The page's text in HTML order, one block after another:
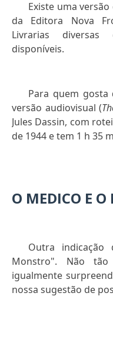
Existe uma versão
da Editora Nova
Livrarias
disponíveis.
Para quem gosta
versão audiovisual (
Jules Dassin, com
de 1944 e tem 1 h 35
O MEDICO E
Outra
Monstro". Não
igualmente
nossa sugestão de